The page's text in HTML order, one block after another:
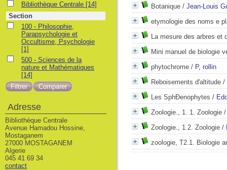
Botanique / Jean-Louis
etymologie des noms e
La mesure des arbres et
Mini manuel de biologie
phytochrome / P, rollin
Reboisements d'altitude /
Les SphÐenophytes /
Zoologie., 1. 1. Zoologie
Zoologie., 1.2. Zoologie /
zoologie, T2.1. Biologie
Bibliothèque Centrale [14]
Section
100 - Philosophie,
Parapsychologie et
Occultisme, Psychologie
[1]
500 - Sciences de la
nature et Mathématiques
[14]
Adresse
Bibliothèque Centrale
Avenue Hamadou Hossine,
Mostaganem
27000 MOSTAGANEM
Algerie
045 41 69 34
contact